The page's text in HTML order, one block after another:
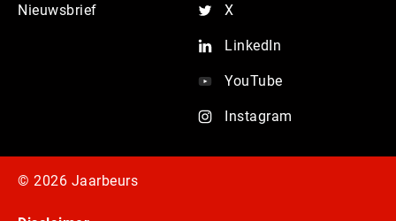
Nieuwsbrief X
LinkedIn
YouTube
Instagram
© 2026 Jaarbeurs